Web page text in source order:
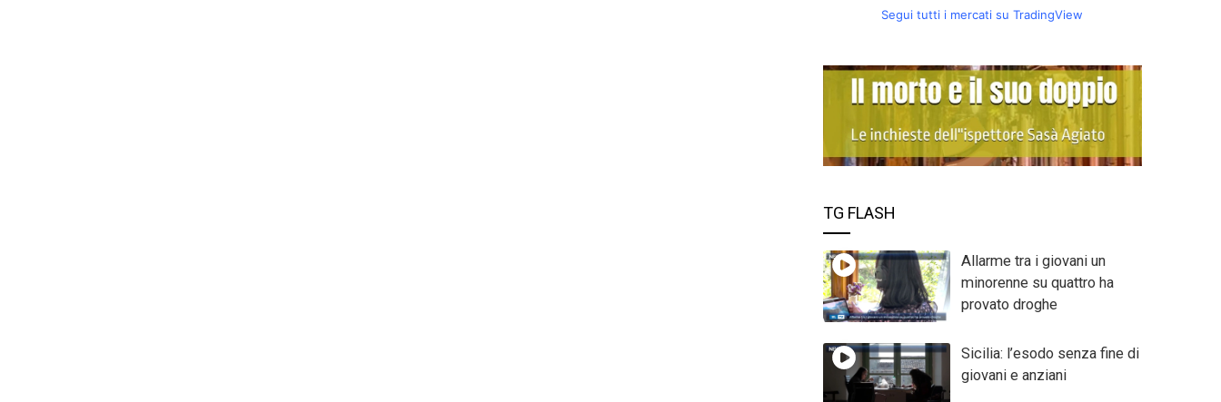
Segui tutti i mercati su TradingView
TG FLASH
Allarme tra i giovani un
minorenne su quattro ha
provato droghe
Sicilia: l’esodo senza fine di
giovani e anziani